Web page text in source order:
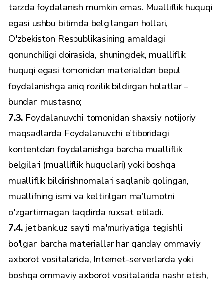
tarzda foydalanish mumkin emas. Mualliflik huquqi
egasi ushbu bitimda belgilangan hollari,
O'zbekiston Respublikasining amaldagi
qonunchiligi doirasida, shuningdek, mualliflik
huquqi egasi tomonidan materialdan bepul
foydalanishga aniq rozilik bildirgan holatlar –
bundan mustasno;
7.3. Foydalanuvchi tomonidan shaxsiy notijoriy
maqsadlarda Foydalanuvchi e’tiboridagi
kontentdan foydalanishga barcha mualliflik
belgilari (mualliflik huquqlari) yoki boshqa
mualliflik bildirishnomalari saqlanib qolingan,
muallifning ismi va keltirilgan ma’lumotni
o'zgartirmagan taqdirda ruxsat etiladi.
7.4. jet.bank.uz sayti ma'muriyatiga tegishli
bo'lgan barcha materiallar har qanday ommaviy
axborot vositalarida, Internet-serverlarda yoki
boshqa ommaviy axborot vositalarida nashr etish,